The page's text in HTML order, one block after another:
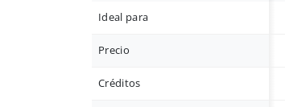
Ideal para
Precio
Créditos